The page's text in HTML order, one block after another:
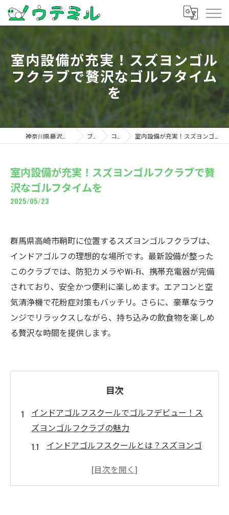
室内設備が充実！スズヨンゴル
フクラブで贅沢なゴルフタイム
を
ブログ コラム 室内設備が充実！スズヨンゴルフクラブで贅沢なゴルフタイムを
室内設備が充実！スズヨンゴルフクラブで贅
沢なゴルフタイムを
2025/05/23
群馬県高崎市鞘町に位置するスズヨンゴルフクラブは、
インドアゴルフの理想的な場所です。最新設備が整った
このクラブでは、防犯カメラやWi-Fi、携帯充電器が完備
されており、安全かつ便利に楽しめます。エアコンと空
気清浄機で花粉症対策もバッチリ。さらに、豪華なラウ
ンジでリラックスしながら、持ち込みの飲食物を楽しめ
る贅沢な時間を提供します。
目次
インドアゴルフスクールでゴルフデビュー！ス
ズヨンゴルフクラブの魅力
インドアゴルフスクールとは？スズヨンゴ
スズヨンゴルフクラブが提供するインドア